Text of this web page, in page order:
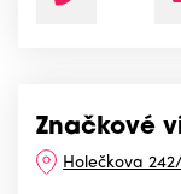
Značkové
Holečkova